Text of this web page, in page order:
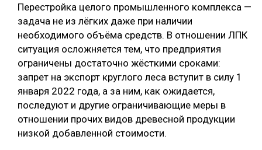
Перестройка целого промышленного комплекса —
задача не из лёгких даже при наличии
необходимого объёма средств. В отношении ЛПК
ситуация осложняется тем, что предприятия
ограничены достаточно жёсткими сроками:
запрет на экспорт круглого леса вступит в силу 1
января 2022 года, а за ним, как ожидается,
последуют и другие ограничивающие меры в
отношении прочих видов древесной продукции
низкой добавленной стоимости.